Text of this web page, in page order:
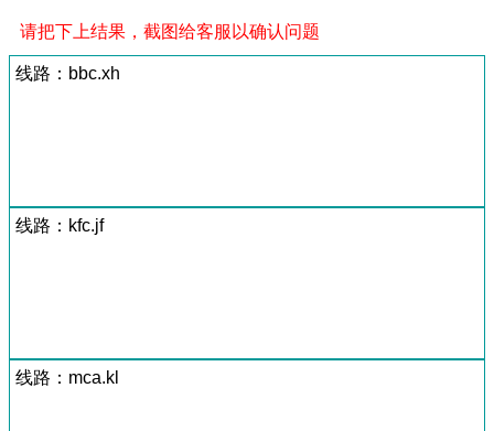
请把下上结果，截图给客服以确认问题
线路：bbc.xh
线路：kfc.jf
线路：mca.kl